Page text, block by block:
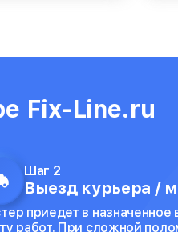
Fix-Line.ru
Шаг 2
Выезд курьера /
приедет в назначенное
работ. При сложной